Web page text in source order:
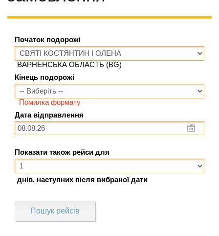
Початок подорожі
ВАРНЕНСЬКА ОБЛАСТЬ (BG)
Кінець подорожі
Помилка формату
Дата відправлення
Показати також рейси для
днів, наступних після вибраної дати
Пошук рейсів